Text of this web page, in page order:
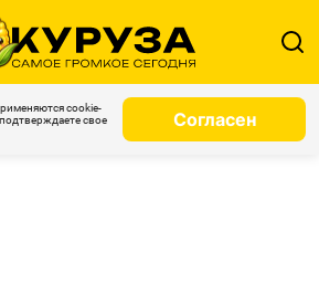
cookie-
свое
Согласен